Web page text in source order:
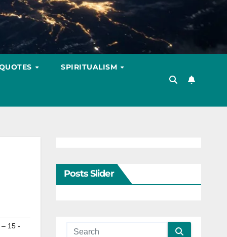
SPIRITUALISM
15 -
Posts Slider